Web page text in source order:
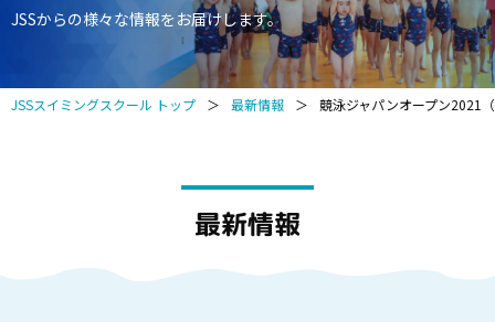
JSSからの様々な情報をお届けします。
JSSスイミングスクール トップ ＞ 最新情報 ＞ 競泳ジャパンオープン2021
最新情報